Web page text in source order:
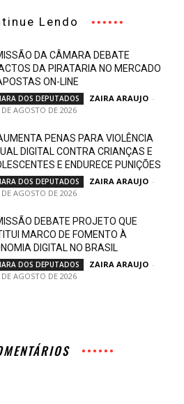
Lendo
DA CÂMARA DEBATE
DA PIRATARIA NO MERCADO
ON-LINE
DOS DEPUTADOS ZAIRA ARAUJO -
DE AGOSTO DE 2026
PENAS PARA VIOLÊNCIA
DIGITAL CONTRA CRIANÇAS E
E ENDURECE PUNIÇÕES
DOS DEPUTADOS ZAIRA ARAUJO -
DE AGOSTO DE 2026
DEBATE PROJETO QUE
MARCO DE FOMENTO À
DIGITAL NO BRASIL
DOS DEPUTADOS ZAIRA ARAUJO -
DE AGOSTO DE 2026